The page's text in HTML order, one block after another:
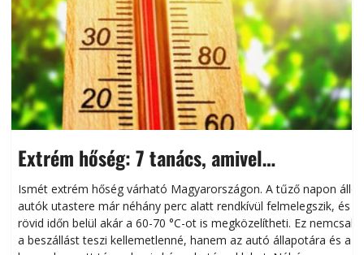
Extrém hőség: 7 tanács, amivel
megóvhatjuk autónkat a nyári károktól
Ismét extrém hőség várható Magyarországon. A tűző napon álló
autók utastere már néhány perc alatt rendkívül felmelegszik, és
rövid időn belül akár a 60-70 °C-ot is megközelítheti. Ez nemcsak
a beszállást teszi kellemetlenné, hanem az autó állapotára és a